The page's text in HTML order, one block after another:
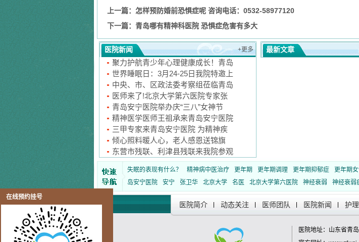
上一篇： 怎样预防婚前恐惧症呢 咨询电话：0532-58977120
下一篇： 青岛哪有精神科医院 恐惧症危害有多大
医院新闻 +更多
聚力护航青少年心理健康成长！青岛
世界睡眠日：3月24-25日我院特邀上
中央、市、区政法委考察组莅临青岛
医师来了!北京大学第六医院专家张
青岛安宁医院举办庆“三八”女神节
精神医学医师王祖承来青岛安宁医院
三甲专家来青岛安宁医院 为精神疾
倾心照料暖人心，老人感恩送锦旗
东营市残联、利津县残联来我院参观
最新文章
失眠的表现有什么？ 精神病中医治疗 更年期 更年期调理 更年期抑郁症 更年期
岛安宁医院
安宁 张卫华 北京大学 名医 北京大学第六医院 神经衰弱 神经衰弱
医院简介 动态关注 医师团队 医院新闻 护
医院地址：山东省青
在线预约挂号